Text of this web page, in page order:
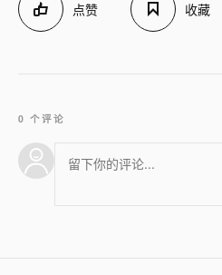
点赞 收藏
0 个评论